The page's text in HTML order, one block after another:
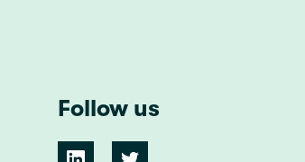
Follow us